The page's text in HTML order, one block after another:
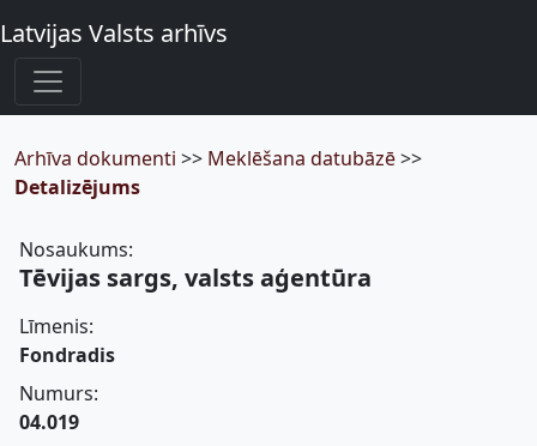
Latvijas Valsts arhīvs
Arhīva dokumenti >> Meklēšana datubāzē>>
Detalizējums
Nosaukums:
Tēvijas sargs, valsts aģentūra
Līmenis:
Fondradis
Numurs:
04.019